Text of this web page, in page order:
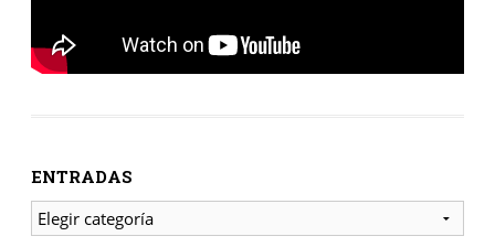
ENTRADAS
ENTRADAS